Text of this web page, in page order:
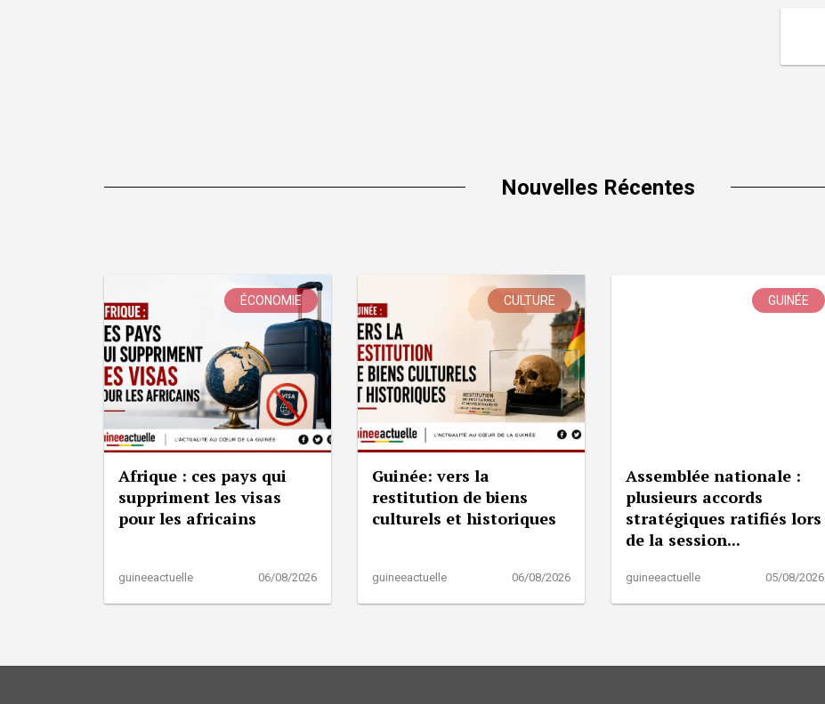
Nouvelles Récentes
ÉCONOMIE
Afrique : ces pays qui
suppriment les visas
pour les africains
guineeactuelle 06/08/2026
CULTURE
Guinée: vers la
restitution de biens
culturels et historiques
guineeactuelle 06/08/2026
GUINÉE
Assemblée nationale :
plusieurs accords
stratégiques ratifiés lors
de la session...
guineeactuelle 05/08/2026